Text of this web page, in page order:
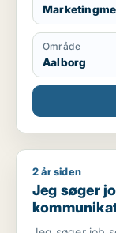
Område
Aalborg
Jeg søger job
2 år siden
Jeg søger